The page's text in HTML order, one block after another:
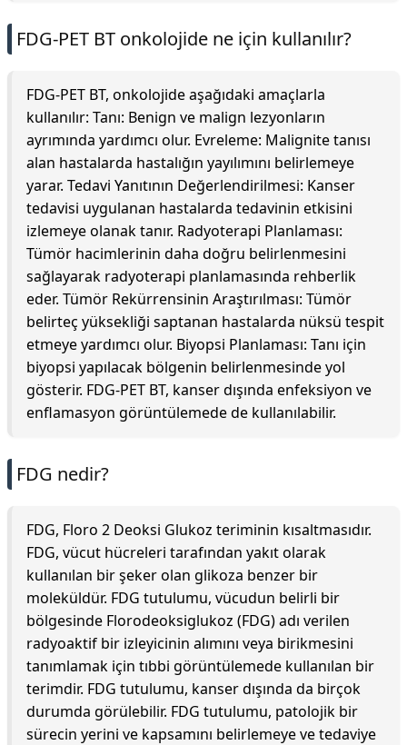
FDG-PET BT onkolojide ne için kullanılır?
FDG-PET BT, onkolojide aşağıdaki amaçlarla
kullanılır: Tanı: Benign ve malign lezyonların
ayrımında yardımcı olur. Evreleme: Malignite tanısı
alan hastalarda hastalığın yayılımını belirlemeye
yarar. Tedavi Yanıtının Değerlendirilmesi: Kanser
tedavisi uygulanan hastalarda tedavinin etkisini
izlemeye olanak tanır. Radyoterapi Planlaması:
Tümör hacimlerinin daha doğru belirlenmesini
sağlayarak radyoterapi planlamasında rehberlik
eder. Tümör Rekürrensinin Araştırılması: Tümör
belirteç yüksekliği saptanan hastalarda nüksü tespit
etmeye yardımcı olur. Biyopsi Planlaması: Tanı için
biyopsi yapılacak bölgenin belirlenmesinde yol
gösterir. FDG-PET BT, kanser dışında enfeksiyon ve
enflamasyon görüntülemede de kullanılabilir.
FDG nedir?
FDG, Floro 2 Deoksi Glukoz teriminin kısaltmasıdır.
FDG, vücut hücreleri tarafından yakıt olarak
kullanılan bir şeker olan glikoza benzer bir
moleküldür. FDG tutulumu, vücudun belirli bir
bölgesinde Florodeoksiglukoz (FDG) adı verilen
radyoaktif bir izleyicinin alımını veya birikmesini
tanımlamak için tıbbi görüntülemede kullanılan bir
terimdir. FDG tutulumu, kanser dışında da birçok
durumda görülebilir. FDG tutulumu, patolojik bir
sürecin yerini ve kapsamını belirlemeye ve tedaviye